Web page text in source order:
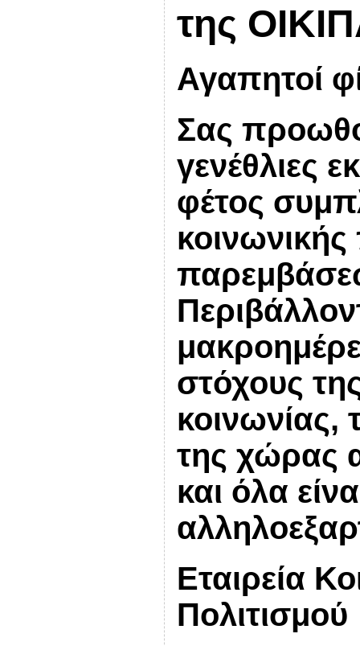
της
Αγαπητοί
Σας
γενέθλιες
φέτος
στόχους
της χώρας
και όλα
Εταιρεία
Πολιτισμού